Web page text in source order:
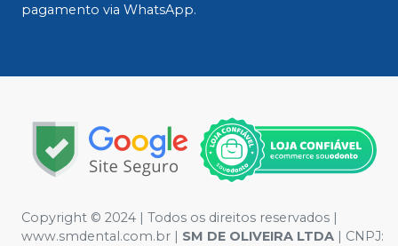
pagamento via WhatsApp.
Copyright © 2024 | Todos os direitos reservados |
www.smdental.com.br | SM DE OLIVEIRA LTDA | CNPJ: